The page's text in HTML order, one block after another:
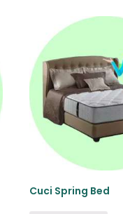
Cuci Spring Bed